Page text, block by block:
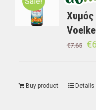
€7.65 €
Buy product Details